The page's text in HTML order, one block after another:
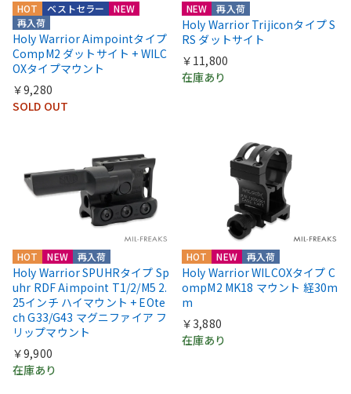
HOT
NEW
再入荷
ベストセラー
Holy Warrior Aimpointタイプ
CompM2 ダットサイト + WILC
OXタイプマウント
￥9,280
SOLD OUT
NEW 再入荷
Holy Warrior Trijiconタイプ S
RS ダットサイト
￥11,800
在庫あり
HOT NEW 再入荷
Holy Warrior SPUHRタイプ Sp
uhr RDF Aimpoint T1/2/M5 2.
25インチ ハイマウント + EOte
ch G33/G43 マグニファイア フ
リップマウント
￥9,900
在庫あり
HOT NEW 再入荷
Holy Warrior WILCOXタイプ C
ompM2 MK18 マウント 経30m
m
￥3,880
在庫あり